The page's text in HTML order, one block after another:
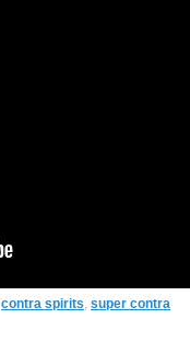
contra spirits, super contra